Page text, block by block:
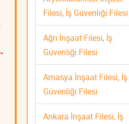
Filesi, İş Güvenliği Filesi
Ağrı İnşaat Filesi, İş
Güvenliği Filesi
Amasya İnşaat Filesi, İş
Güvenliği Filesi
Ankara İnşaat Filesi, İş